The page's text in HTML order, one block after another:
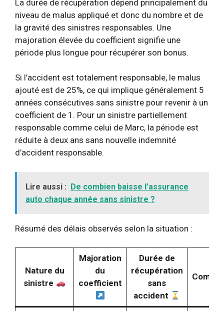
La durée de récupération dépend principalement du
niveau de malus appliqué et donc du nombre et de
la gravité des sinistres responsables. Une
majoration élevée du coefficient signifie une
période plus longue pour récupérer son bonus.
Si l’accident est totalement responsable, le malus
ajouté est de 25%, ce qui implique généralement 5
années consécutives sans sinistre pour revenir à un
coefficient de 1. Pour un sinistre partiellement
responsable comme celui de Marc, la période est
réduite à deux ans sans nouvelle indemnité
d’accident responsable.
Lire aussi : De combien baisse l’assurance
auto chaque année sans sinistre ?
Résumé des délais observés selon la situation :
Nature du
sinistre
Majoration
du
coefficient
Durée de
récupération
sans
accident